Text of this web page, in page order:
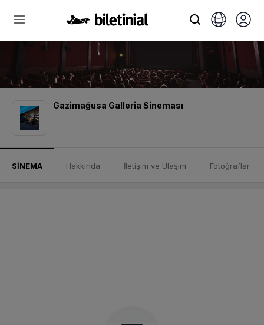
Gazimağusa Galleria Sineması
SİNEMA Hakkında İletişim ve Ulaşım Fotoğraflar